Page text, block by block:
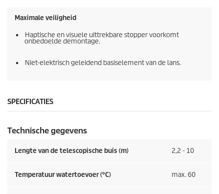
Maximale veiligheid
Haptische en visuele uittrekbare stopper voorkomt
onbedoelde demontage.
Niet-elektrisch geleidend basiselement van de lans.
SPECIFICATIES
Technische gegevens
Lengte van de telescopische buis (m) 2,2 - 10
Temperatuur watertoevoer (°C) max. 60